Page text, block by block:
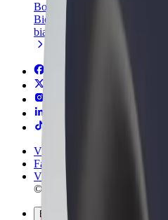
Bolt kwa Biashara
Bidhaa na huduma za Bolt
biashara yako
Vigezo na Masharti
Faragha
Vidakuzi
© 2026 Bolt Technology OÜ
Bidhaa